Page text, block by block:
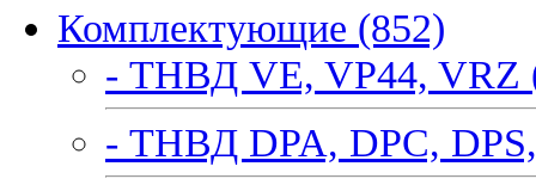
Комплектующие (852)
- ТНВД VE, VP44, VRZ
- ТНВД DPA, DPC,